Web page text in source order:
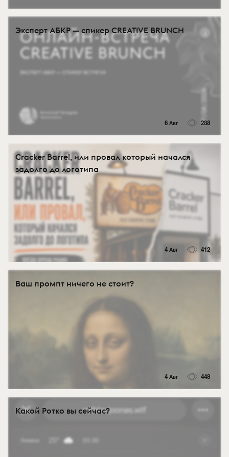
Эксперт АБКР — спикер CREATIVE BRUNCH
6 Авг 288
Cracker Barrel, или провал который начался
задолго до логотипа
4 Авг 412
Ваш промпт ничего не стоит?
4 Авг 448
Какой Ротко вы сейчас?